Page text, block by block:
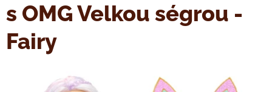
s OMG Velkou ségrou -
Fairy